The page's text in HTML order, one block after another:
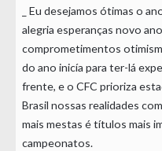
_ Eu desejamos ótimas o
alegria esperanças novo
comprometimentos
do ano inicía para ter-lá
frente, e o CFC prioriza
Brasil nossas realidades
mais mestas é títulos mais
campeonatos.